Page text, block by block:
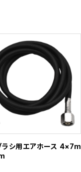
ラシ用エアホース 4×7m